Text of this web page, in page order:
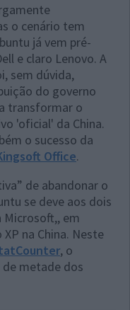
o cenário tem
já vem pré-
e claro Lenovo. A
sem dúvida,
do governo
transformar o
'oficial' da China.
o sucesso da
Office.
de abandonar o
se deve aos dois
Microsoft,, em
na China. Neste
, o
de metade dos